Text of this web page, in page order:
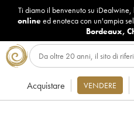
Ti diamo il benvenuto su
onlineed enoteca con un'ampia
Bordeaux,
Acquistare VENDERE